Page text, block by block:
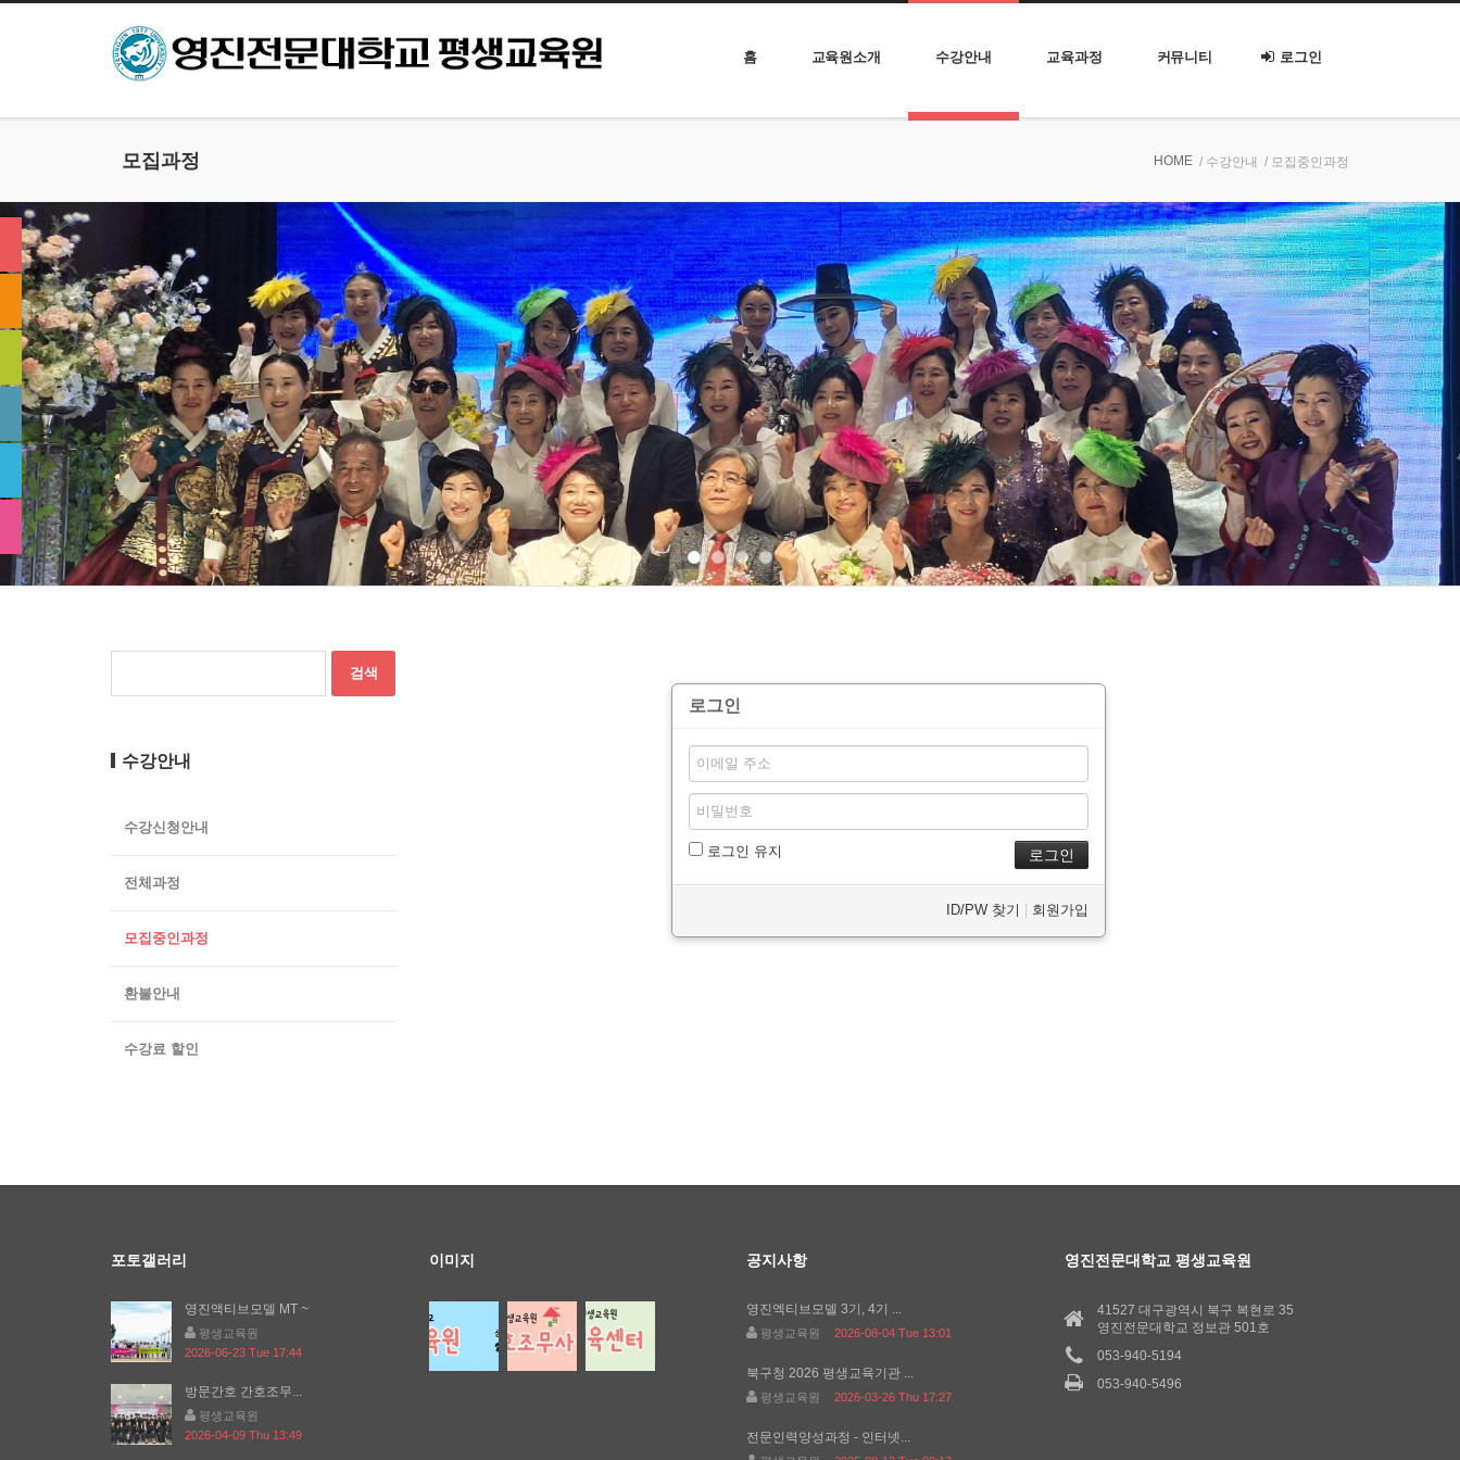
홈 교육원소개 수강안내 교육과정 커뮤니티 로그인
모집과정 HOME / 수강안내 / 모집중인과정
로그인
로그인 유지
ID/PW 찾기 회원가입
수강안내
수강신청안내
전체과정
모집중인과정
환불안내
수강료 할인
포토갤러리
영진액티브모델 MT ~
평생교육원
2026-06-23 Tue 17:44
방문간호 간호조무...
평생교육원
2026-04-09 Thu 13:49
이미지 공지사항
영진엑티브모델 3기, 4기 ...
평생교육원 2026-08-04 Tue 13:01
북구청 2026 평생교육기관 ...
평생교육원 2026-03-26 Thu 17:27
전문인력양성과정 - 인터넷...
영진전문대학교 평생교육원
41527 대구광역시 북구 복현로 35
영진전문대학교 정보관 501호
053-940-5194
053-940-5496